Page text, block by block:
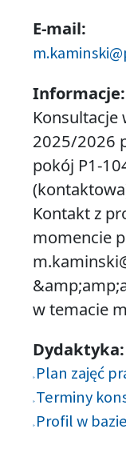
E-mail:
Informacje:
Konsultacje
2025/2026
pokój P1-
Kontakt z
momencie
w temacie
Dydaktyka:
Plan zajęć
Terminy
Profil w